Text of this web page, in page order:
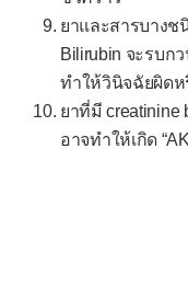
พัฒนากา
ร้องไห้ใน
ร้องไห้ใน
อวัยวะเพ
ยาและสารบางช
Bilirubin จะรบก
ทำให้วินิจฉัยผิดห
ยาที่มี creatinine
อาจทำให้เกิด